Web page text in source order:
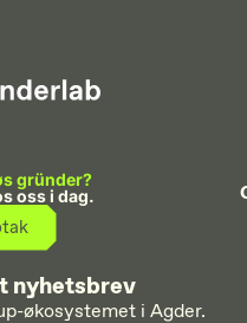
gründer?
oss i dag.
nyhetsbrev
økosystemet i Agder.